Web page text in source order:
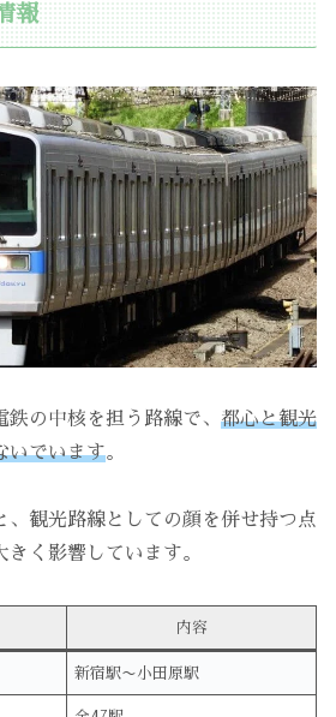
報
の中核を担う路線で、 都心と観光
いでいます。
、観光路線としての顔を併せ持つ点
く影響しています。
内容
新宿駅〜小田原駅